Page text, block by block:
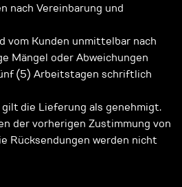
nach Vereinbarung und
vom Kunden unmittelbar nach
Mängel oder Abweichungen
(5) Arbeitstagen schriftlich
die Lieferung als genehmigt.
der vorherigen Zustimmung von
Rücksendungen werden nicht